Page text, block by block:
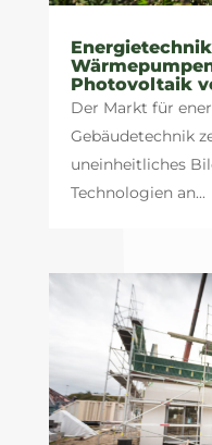
Photovoltaik
Der Markt für
Gebäudetechnik
uneinheitliches
Technologien an...